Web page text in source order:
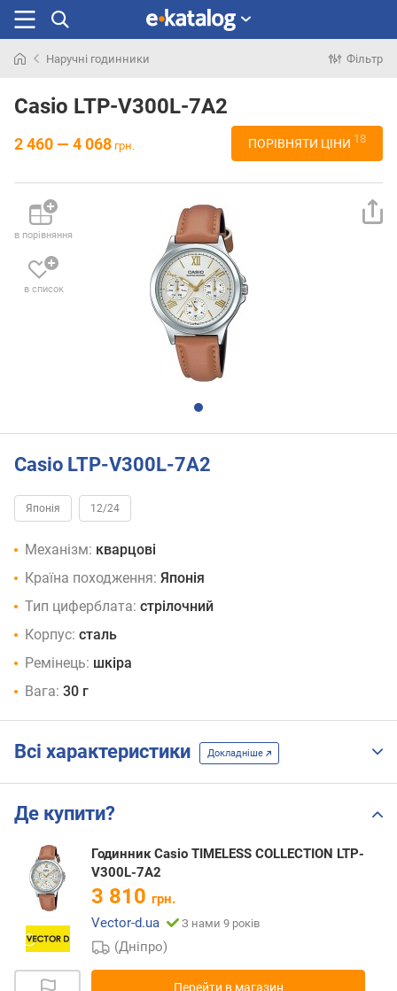
раніше
Наручні годинники Фільтр
Casio LTP-V300L-7A2
2 460 — 4 068 грн. ПОРІВНЯТИ ЦІНИ 18
в порівняння
в список
Casio LTP-V300L-7A2
Японія 12/24
Механізм: кварцові
Країна походження: Японія
Тип циферблата: стрілочний
Корпус: сталь
Ремінець: шкіра
Вага: 30 г
Всі характеристики Докладніше
Де купити?
Годинник Casio TIMELESS COLLECTION LTP-
V300L-7A2
3 810 грн.
Vector-d.ua
З нами 9 років
(Дніпро)
Перейти в магазин